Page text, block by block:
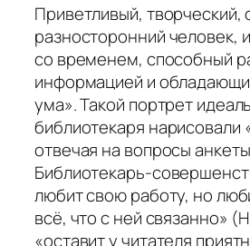
Приветливый, творческий,
разносторонний человек,
со временем, способный
информацией и
ума». Такой портрет
библиотекаря
отвечая на вопросы
Библиотекарь-
любит свою работу, но
всё, что с ней связанно»
«оставит у читателя